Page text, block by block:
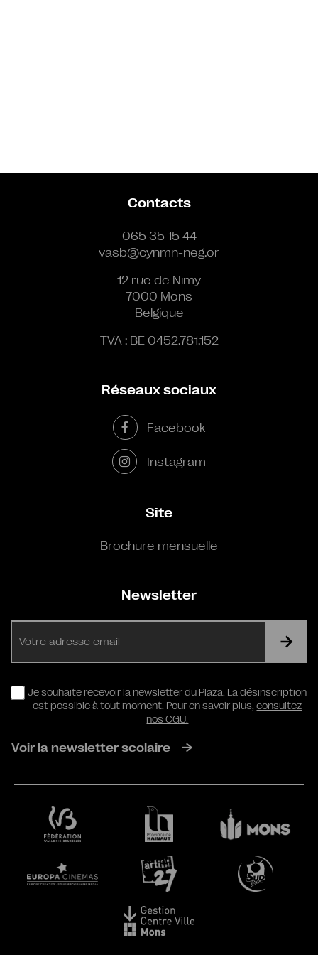
Contacts
065 35 15 44
vasb@cynmn-neg.or
12 rue de Nimy
7000 Mons
Belgique
TVA : BE 0452.781.152
Réseaux sociaux
Facebook
Instagram
Site
Brochure mensuelle
Newsletter
RGPD
Je souhaite recevoir la newsletter du Plaza. La désinscription
est possible à tout moment. Pour en savoir plus,consultez
nos CGU.
Voir la newsletter scolaire